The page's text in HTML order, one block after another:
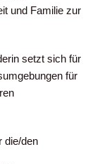
und Familie zur
setzt sich für
für
die/den